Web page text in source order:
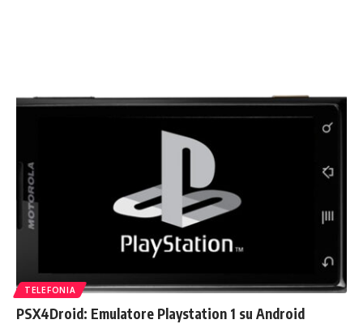
TELEFONIA
PSX4Droid: Emulatore Playstation 1 su Android